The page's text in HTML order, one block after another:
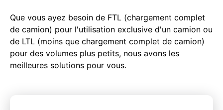
Que vous ayez besoin de FTL (chargement complet
de camion) pour l'utilisation exclusive d'un camion ou
de LTL (moins que chargement complet de camion)
pour des volumes plus petits, nous avons les
meilleures solutions pour vous.